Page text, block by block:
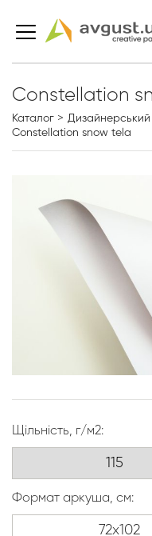
Constellation
Каталог Дизайнерський
Constellation snow tela
Щільність, г/м2:
Формат аркуша, см: